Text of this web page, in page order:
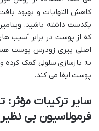
کاهش التهابات و بهبود
که از پوست در برابر آسیب
اصلی پیری زودرس پوست
به بازسازی سلولی کمک
پوست ایفا می کند.
سایر ترکیبات
فرمولاسیون بی نظیر